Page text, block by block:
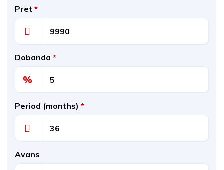
Pret *
Dobanda *
%
Period (months) *
Avans